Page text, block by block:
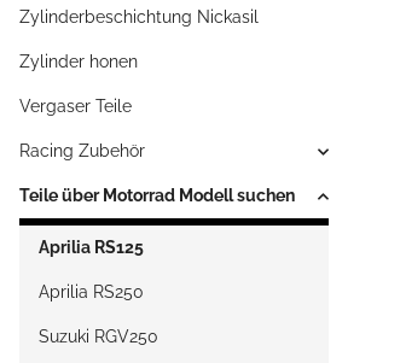
Zylinderbeschichtung Nickasil
Zylinder honen
Vergaser Teile
Racing Zubehör
Teile über Motorrad Modell suchen
Aprilia RS125
Aprilia RS250
Suzuki RGV250